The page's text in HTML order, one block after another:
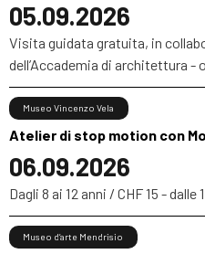
05.09.2026
Visita guidata gratuita, in
dell’Accademia di architettura -
Atelier di stop motion con
06.09.2026
Museo Vincenzo Vela
Dagli 8 ai 12 anni / CHF 15 - dalle
Museo d’arte Mendrisio